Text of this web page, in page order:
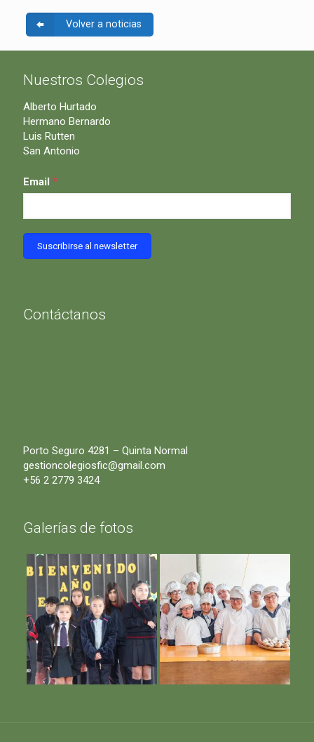
Volver a noticias
Nuestros Colegios
Alberto Hurtado
Hermano Bernardo
Luis Rutten
San Antonio
Email *
Contáctanos
Porto Seguro 4281 – Quinta Normal
gestioncolegiosfic@gmail.com
+56 2 2779 3424
Galerías de fotos